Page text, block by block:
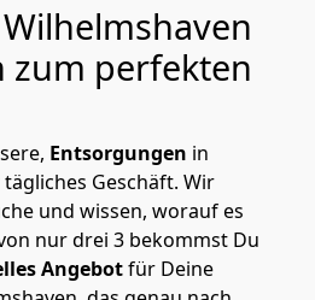
zum perfekten
Entsorgungen in
Geschäft. Wir
und wissen, worauf es
nur drei 3 bekommst Du
Angebotfür Deine